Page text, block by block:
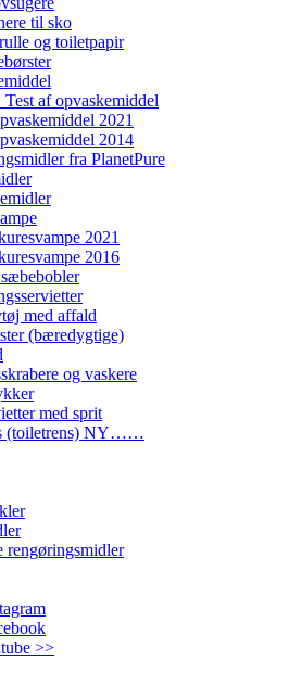
til sko
og toiletpapir
af opvaskemiddel
2021
2014
fra PlanetPure
2021
2016
med affald
(bæredygtige)
og vaskere
med sprit
(toiletrens) NY……
rengøringsmidler
>>